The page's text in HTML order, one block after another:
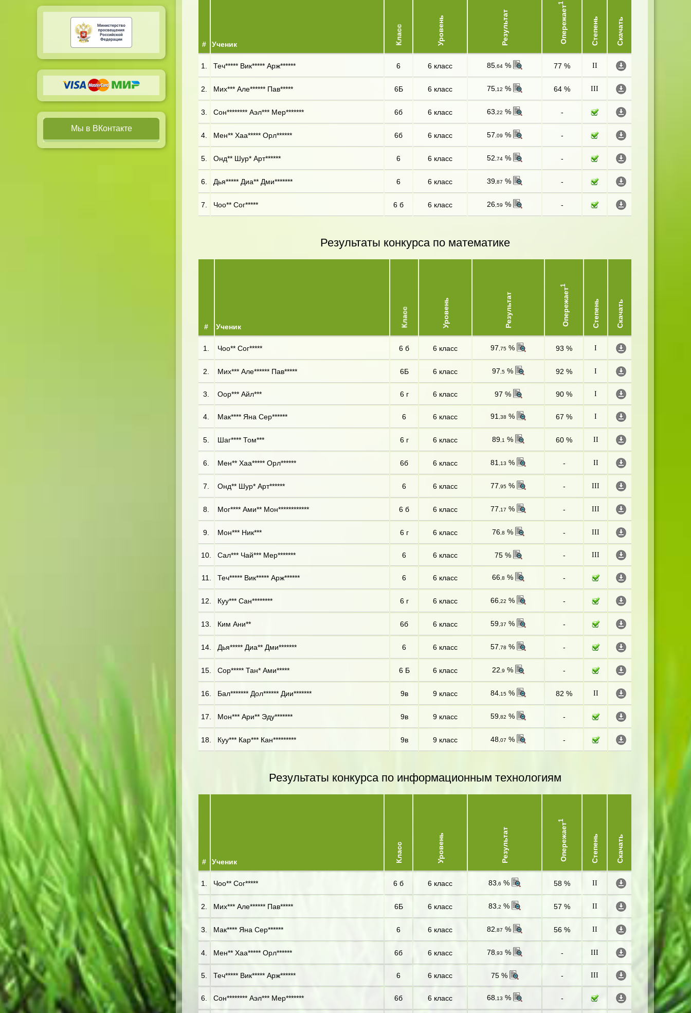
Мы в ВКонтакте
# Ученик Класс Уровень Результат Опережает
1
Степень Скачать
1. Теч***** Вик***** Арж****** 6 6 класс 85 ,64 % 77 % II
2. Мих*** Але****** Пав***** 6Б 6 класс 75 ,12 % 64 % III
3. Сон******** Аэл*** Мер******* 6б 6 класс 63 ,22 % -
4. Мен** Хаа***** Орл****** 6б 6 класс 57 ,09 % -
5. Онд** Шур* Арт****** 6 6 класс 52 ,74 % -
6. Дья***** Диа** Дми******* 6 6 класс 39 ,87 % -
7. Чоо** Сог***** 6 б 6 класс 26 ,59 % -
Результаты конкурса по математике
# Ученик Класс Уровень Результат Опережает
1
Степень Скачать
1. Чоо** Сог***** 6 б 6 класс 97 ,75 % 93 % I
2. Мих*** Але****** Пав***** 6Б 6 класс 97 ,5 % 92 % I
3. Оор*** Айл*** 6 г 6 класс 97 % 90 % I
4. Мак**** Яна Сер****** 6 6 класс 91 ,38 % 67 % I
5. Шаг**** Том*** 6 г 6 класс 89 ,1 % 60 % II
6. Мен** Хаа***** Орл****** 6б 6 класс 81 ,13 % - II
7. Онд** Шур* Арт****** 6 6 класс 77 ,95 % - III
8. Мог**** Ами** Мон************ 6 б 6 класс 77 ,17 % - III
9. Мон*** Ник*** 6 г 6 класс 76 ,8 % - III
10. Сал*** Чай*** Мер******* 6 6 класс 75 % - III
11. Теч***** Вик***** Арж****** 6 6 класс 66 ,8 % -
12. Куу*** Сан******** 6 г 6 класс 66 ,22 % -
13. Ким Ани** 6б 6 класс 59 ,37 % -
14. Дья***** Диа** Дми******* 6 6 класс 57 ,78 % -
15. Сор***** Тан* Ами***** 6 Б 6 класс 22 ,9 % -
16. Бал******* Дол****** Дии******* 9в 9 класс 84 ,15 % 82 % II
17. Мон*** Ари** Эду******* 9в 9 класс 59 ,82 % -
18. Куу*** Кар*** Кан********* 9в 9 класс 48 ,07 % -
Результаты конкурса по информационным технологиям
# Ученик Класс Уровень Результат Опережает
1
Степень Скачать
1. Чоо** Сог***** 6 б 6 класс 83 ,6 % 58 % II
2. Мих*** Але****** Пав***** 6Б 6 класс 83 ,2 % 57 % II
3. Мак**** Яна Сер****** 6 6 класс 82 ,87 % 56 % II
4. Мен** Хаа***** Орл****** 6б 6 класс 78 ,93 % - III
5. Теч***** Вик***** Арж****** 6 6 класс 75 % - III
6. Сон******** Аэл*** Мер******* 6б 6 класс 68 ,13 % -